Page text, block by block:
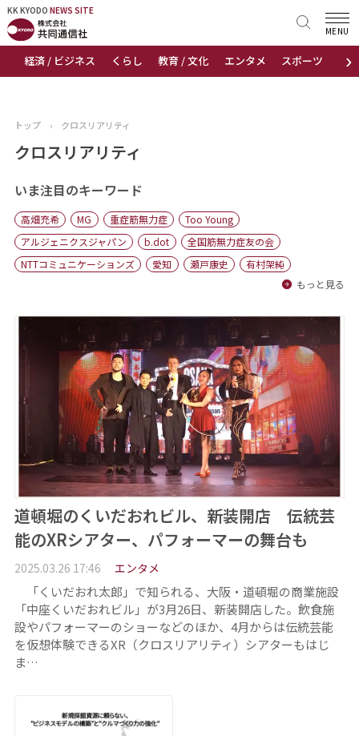
KK KYODO NEWS SITE
›
経済 / ビジネス くらし 教育 / 文化 エンタメ スポーツ 地域
MENU
KK KYODONEWS SITE
トップページ
ニュース
おすすめコンテンツ
出版物
会社概要
トップ › クロスリアリティ
クロスリアリティ
いま注目のキーワード
高畑充希 MG 重症筋無力症
Too Young
アルジェニクスジャパン
b.dot
全国筋無力症友の会
NTTコミュニケーションズ
愛知 瀬戸康史
有村架純
もっと見る
道頓堀のくいだおれビル、新装開店 伝統芸
能のXRシアター、パフォーマーの舞台も
2025.03.26 17:46 エンタメ
「くいだおれ太郎」で知られる、大阪・道頓堀の商業施設
「中座くいだおれビル」が3月26日、新装開店した。飲食施
設やパフォーマーのショーなどのほか、4月からは伝統芸能
を仮想体験できるXR（クロスリアリティ）シアターもはじ
ま…